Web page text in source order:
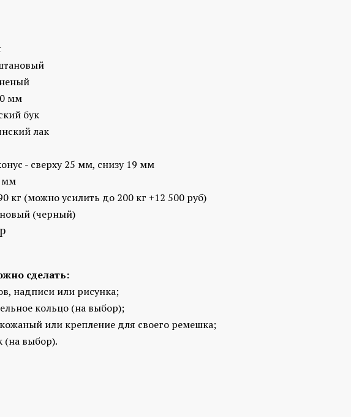
мм
бук
лак
- сверху 25 мм, снизу 19 мм
мм
кг (можно усилить до 200 кг +12 500 руб)
(черный)
сделать:
надписи или рисунка;
кольцо (на выбор);
или крепление для своего ремешка;
(на выбор).